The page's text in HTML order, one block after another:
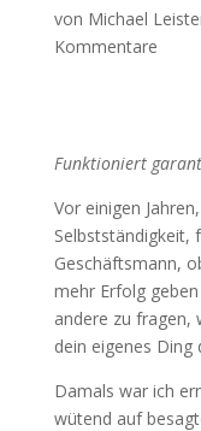
von Michael
Kommentare
Funktioniert
Vor einigen
Selbstständigkeit,
Geschäftsmann,
mehr Erfolg
andere zu fragen,
dein eigenes Ding
Damals war ich
wütend auf